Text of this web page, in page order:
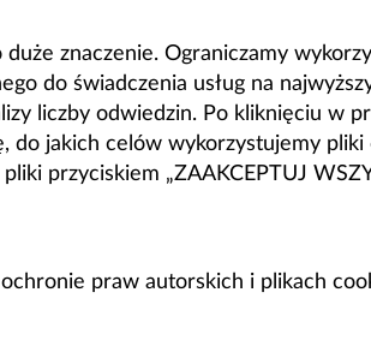
znaczenie. Ograniczamy
do świadczenia usług na
liczby odwiedzin. Po kliknięciu w
do jakich celów wykorzystujemy pliki
przyciskiem „ZAAKCEPTUJ
praw autorskich i plikach